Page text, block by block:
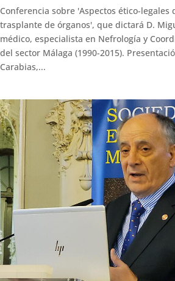
Conferencia sobre 'Aspectos ético-legales
trasplante de órganos', que dictará D.
médico, especialista en Nefrología y
del sector Málaga (1990-2015).
Carabias,...